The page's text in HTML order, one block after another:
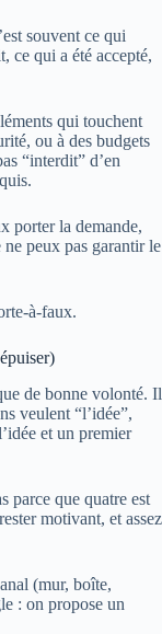
souvent ce qui
ce qui a été accepté,
qui touchent
ou à des budgets
“interdit” d’en
porter la demande,
ne peux pas garantir le
à-faux.
de bonne volonté. Il
veulent “l’idée”,
et un premier
parce que quatre est
motivant, et assez
(mur, boîte,
: on propose un